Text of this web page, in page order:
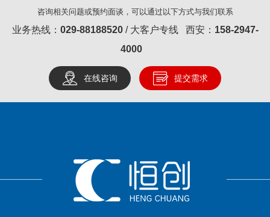
咨询相关问题或预约面谈，可以通过以下方式与我们联系
业务热线： 029-88188520/ 大客户专线 西安： 158-2947-
4000
在线咨询 提交需求